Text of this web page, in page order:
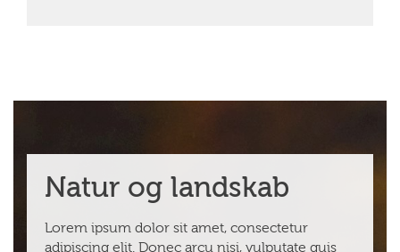
Natur og landskab
Lorem ipsum dolor sit amet, consectetur
adipiscing elit. Donec arcu nisi, vulputate quis